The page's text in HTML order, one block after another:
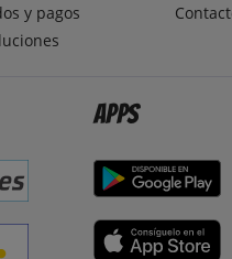
y pagos
Apps